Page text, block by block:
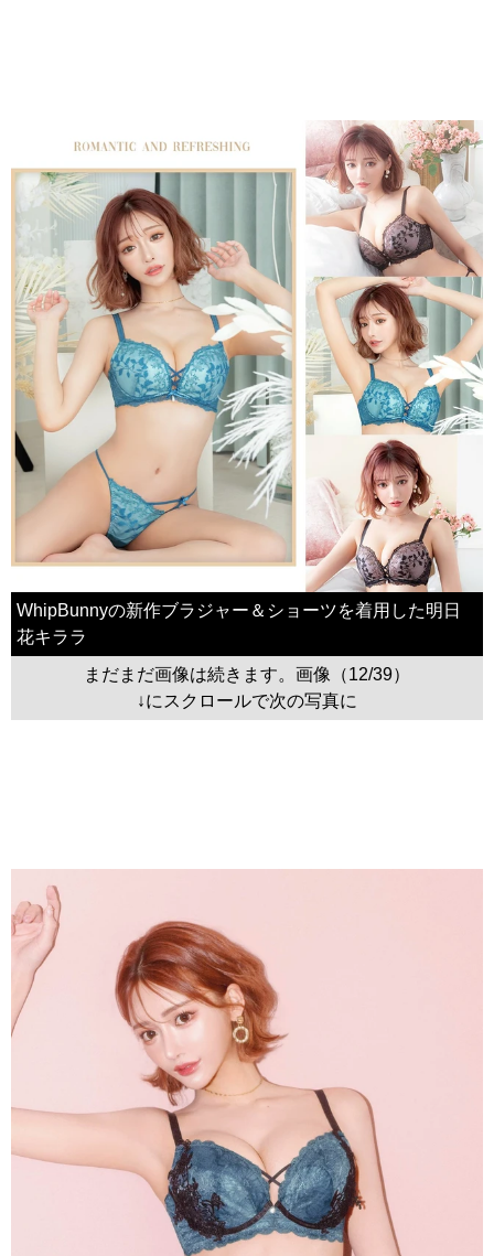
WhipBunnyの新作ブラジャー＆ショーツを着用した明日
花キララ
まだまだ画像は続きます。画像（12/39）
↓にスクロールで次の写真に